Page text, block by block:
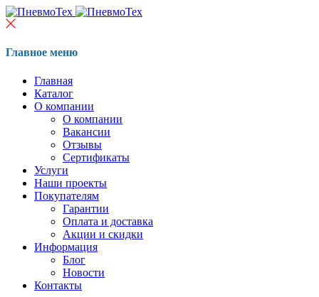
Главное меню
Главная
Каталог
О компании
О компании
Вакансии
Отзывы
Сертификаты
Услуги
Наши проекты
Покупателям
Гарантии
Оплата и доставка
Акции и скидки
Информация
Блог
Новости
Контакты